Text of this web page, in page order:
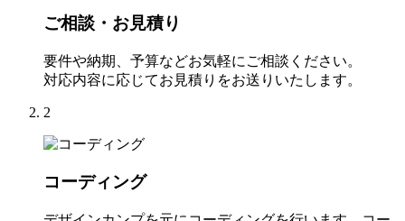
ご相談・お見積り
要件や納期、予算などお気軽にご相談ください。
対応内容に応じてお見積りをお送りいたします。
2
コーディング